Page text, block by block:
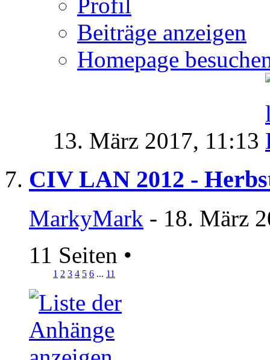
Beiträge anzeigen
Homepage
13. März 2017, 11:13
CIV LAN 2012 -
MarkyMark - 18. März
11 Seiten •
1 2 3 4 5 6 ... 11